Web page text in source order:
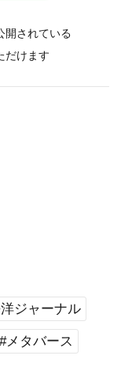
開されている
だけます
ジャーナル
#メタバース